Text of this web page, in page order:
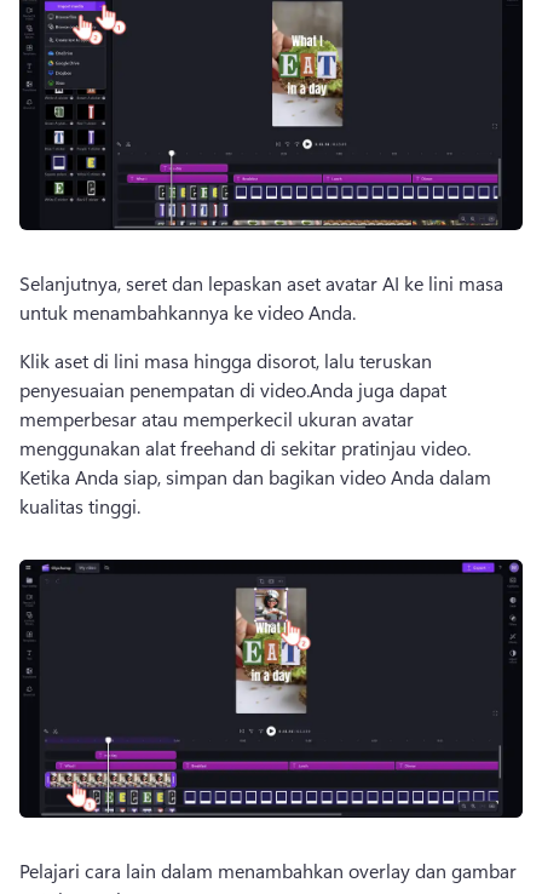
Selanjutnya, seret dan lepaskan aset avatar AI ke lini masa
untuk menambahkannya ke video Anda.
Klik aset di lini masa hingga disorot, lalu teruskan
penyesuaian penempatan di video.Anda juga dapat
memperbesar atau memperkecil ukuran avatar
menggunakan alat freehand
Ketika Anda siap, simpan dan bagikan video Anda dalam
kualitas tinggi.
Pelajari cara lain dalam menambahkan overlay dan gambar